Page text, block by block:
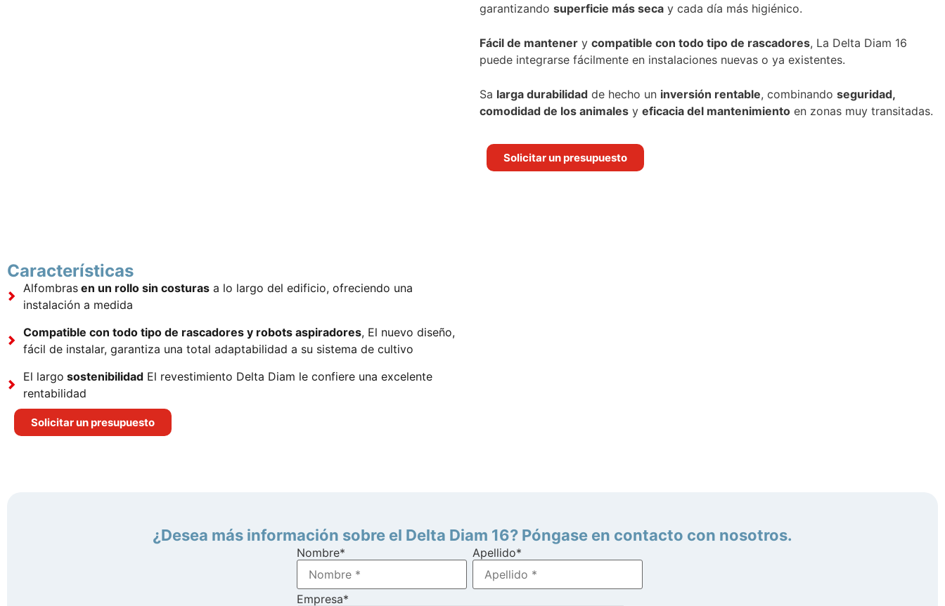
garantizando superficie más seca y cada día más higiénico.
Fácil de mantener y compatible con todo tipo de rascadores, La Delta Diam 16
puede integrarse fácilmente en instalaciones nuevas o ya existentes.
Sa larga durabilidad de hecho un inversión rentable, combinando seguridad,
comodidad de los animales y eficacia del mantenimiento en zonas muy transitadas.
Solicitar un presupuesto
Características
Alfombrasen un rollo sin costurasa lo largo del edificio, ofreciendo una
instalación a medida
Compatible con todo tipo de rascadores y robots aspiradores, El nuevo diseño,
fácil de instalar, garantiza una total adaptabilidad a su sistema de cultivo
El largo sostenibilidadEl revestimiento Delta Diam le confiere una excelente
rentabilidad
Solicitar un presupuesto
¿Desea más información sobre el Delta Diam 16? Póngase en contacto con nosotros.
Nombre* Apellido*
Empresa*